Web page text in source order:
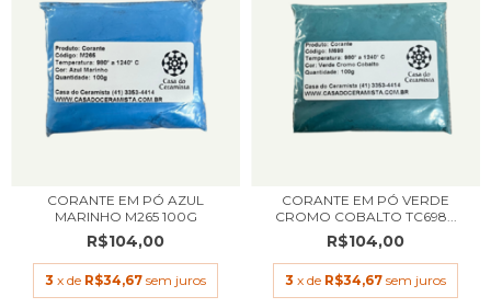
CORANTE EM PÓ AZUL
MARINHO M265 100G
R$104,00
3 x de R$34,67 sem juros
CORANTE EM PÓ VERDE
CROMO COBALTO TC698...
R$104,00
3 x de R$34,67 sem juros